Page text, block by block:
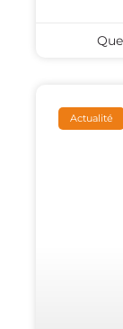
Actualité